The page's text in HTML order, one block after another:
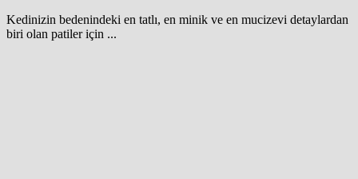
Kedinizin bedenindeki en tatlı, en minik ve en mucizevi detaylardan
biri olan patiler için ...